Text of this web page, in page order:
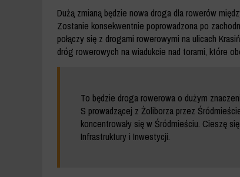
Dużą zmianą będzie nowa droga dla rowerów
Zostanie konsekwentnie poprowadzona po
połączy się z drogami rowerowymi na ulicach
dróg rowerowych na wiadukcie nad torami, które
To będzie droga rowerowa o dużym
S prowadzącej z Żoliborza przez
koncentrowały się w Śródmieściu. Cieszę
Infrastruktury i Inwestycji.